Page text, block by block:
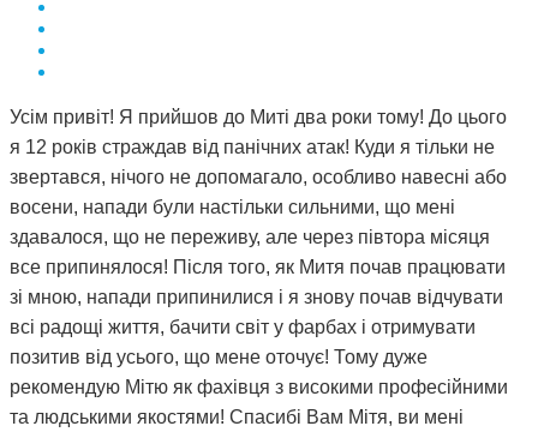
Усім привіт! Я прийшов до Миті два роки тому! До цього
я 12 років страждав від панічних атак! Куди я тільки не
звертався, нічого не допомагало, особливо навесні або
восени, напади були настільки сильними, що мені
здавалося, що не переживу, але через півтора місяця
все припинялося! Після того, як Митя почав працювати
зі мною, напади припинилися і я знову почав відчувати
всі радощі життя, бачити світ у фарбах і отримувати
позитив від усього, що мене оточує! Тому дуже
рекомендую Мітю як фахівця з високими професійними
та людськими якостями! Спасибі Вам Мітя, ви мені